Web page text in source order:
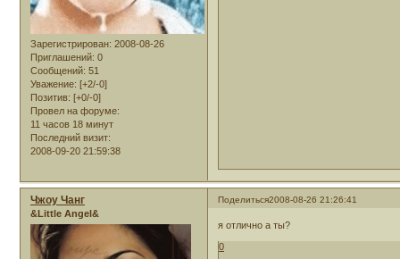
Зарегистрирован: 2008-08-26
Приглашений: 0
Сообщений: 51
Уважение: [+2/-0]
Позитив: [+0/-0]
Провел на форуме:
11 часов 18 минут
Последний визит:
2008-09-20 21:59:38
Поделиться2008-08-26 21:26:41
Чжоу Чанг
&Little Angel&
я отлично а ты?
0